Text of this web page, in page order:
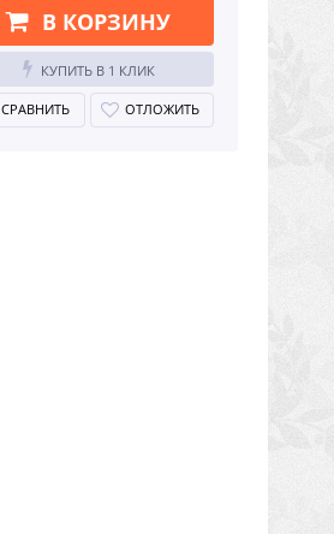
В КОРЗИНУ
КУПИТЬ В 1 КЛИК
СРАВНИТЬ ОТЛОЖИТЬ